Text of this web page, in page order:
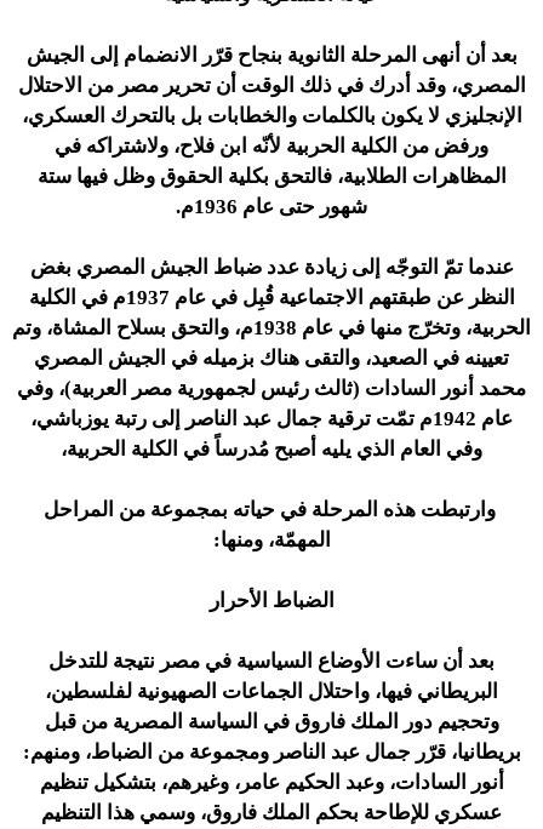
بعد أن أنهى المرحلة الثانوية بنجاح قرّر الانضمام إلى الجيش
المصري، وقد أدرك في ذلك الوقت أن تحرير مصر من الاحتلال
الإنجليزي لا يكون بالكلمات والخطابات بل بالتحرك العسكري،
ورفض من الكلية الحربية لأنّه ابن فلاح، ولاشتراكه في
المظاهرات الطلابية، فالتحق بكلية الحقوق وظل فيها ستة
شهور حتى عام 1936م.
عندما تمّ التوجّه إلى زيادة عدد ضباط الجيش المصري بغض
النظر عن طبقتهم الاجتماعية قُبِل في عام 1937م في الكلية
الحربية، وتخرّج منها في عام 1938م، والتحق بسلاح المشاة، وتم
تعيينه في الصعيد، والتقى هناك بزميله في الجيش المصري
محمد أنور السادات (ثالث رئيس لجمهورية مصر العربية)، وفي
عام 1942م تمّت ترقية جمال عبد الناصر إلى رتبة يوزباشي،
وفي العام الذي يليه أصبح مُدرساً في الكلية الحربية،
وارتبطت هذه المرحلة في حياته بمجموعة من المراحل
المهمّة،ومنها:
الضباط الأحرار
بعد أن ساءت الأوضاع السياسية في مصر نتيجة للتدخل
البريطاني فيها، واحتلال الجماعات الصهيونية لفلسطين،
وتحجيم دور الملك فاروق في السياسة المصرية من قبل
بريطانيا، قرّر جمال عبد الناصر ومجموعة من الضباط، ومنهم:
أنور السادات، وعبد الحكيم عامر، وغيرهم، بتشكيل تنظيم
عسكري للإطاحة بحكم الملك فاروق، وسمي هذا التنظيم